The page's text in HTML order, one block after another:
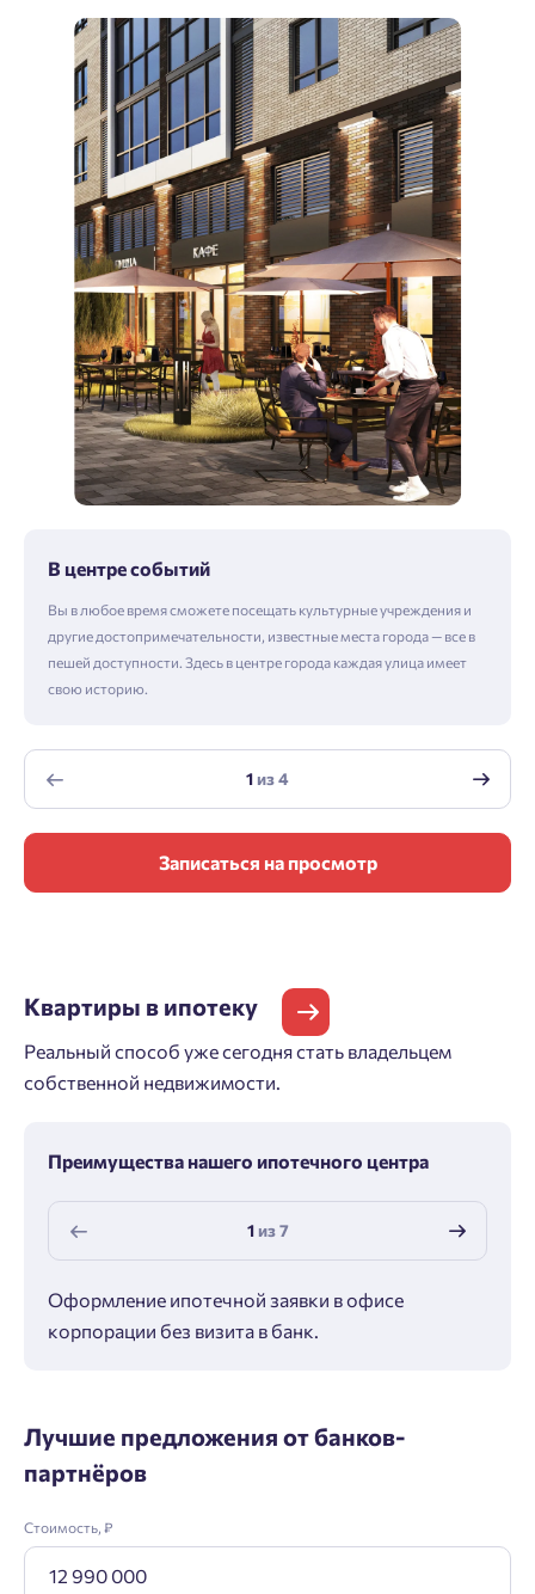
В центре событий
Вы в любое время сможете посещать культурные учреждения и
другие достопримечательности, известные места города — все в
пешей доступности. Здесь в центре города каждая улица имеет
свою историю.
1из4
Записаться на просмотр
Квартиры в ипотеку
Реальный способ уже сегодня стать владельцем
собственной недвижимости.
Преимущества нашего ипотечного центра
1из7
Оформление ипотечной заявки в офисе
корпорации без визита в банк.
Лучшие предложения от банков-
партнёров
Стоимость, ₽